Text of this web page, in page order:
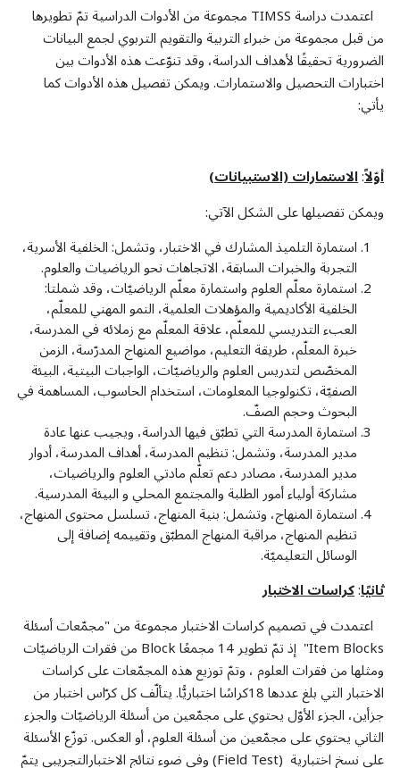
اعتمدت دراسة TIMSS مجموعة من الأدوات الدراسية تمّ تطويرها
من قبل مجموعة من خبراء التربية والتقويم التربوي لجمع البيانات
الضرورية تحقيقًا لأهداف الدراسة، وقد تنوّعت هذه الأدوات بين
اختبارات التحصيل والاستمارات. ويمكن تفصيل هذه الأدوات كما
يأتي:
أوّلاً:الاستمارات (الاستبيانات)
ويمكن تفصيلها على الشكل الآتي:
استمارة التلميذ المشارك في الاختبار، وتشمل: الخلفية الأسرية،
التجربة والخبرات السابقة، الاتجاهات نحو الرياضيات والعلوم.
استمارة معلّم العلوم واستمارة معلّم الرياضيّات، وقد شملتا:
الخلفية الأكاديمية والمؤهلات العلمية، النمو المهني للمعلّم،
العبء التدريسي للمعلّم، علاقة المعلّم مع زملائه في المدرسة،
خبرة المعلّم، طريقة التعليم، مواضيع المنهاج المدرّسة، الزمن
المخصّص لتدريس العلوم والرياضيّات، الواجبات البيتية، البيئة
الصفيّة، تكنولوجيا المعلومات، استخدام الحاسوب، المساهمة في
البحوث وحجم الصفّ.
استمارة المدرسة التي تطبّق فيها الدراسة، ويجيب عنها عادة
مدير المدرسة، وتشمل: تنظيم المدرسة، أهداف المدرسة، أدوار
مدير المدرسة، مصادر دعم تعلّم مادتي العلوم والرياضيات،
مشاركة أولياء أمور الطلبة والمجتمع المحلي و البيئة المدرسية.
استمارة المنهاج، وتشمل: بنية المنهاج، تسلسل محتوى المنهاج،
تنظيم المنهاج، مراقبة المنهاج المطبّق وتقييمه إضافة إلى
الوسائل التعليميّة.
ثانيًا:كراسات الاختبار
اعتمدت في تصميم كراسات الاختبار مجموعة من "مجمّعات أسئلة
Item Blocks" إذ تمّ تطوير 14 مجمعًا Block من فقرات الرياضيّات
ومثلها من فقرات العلوم ، وتمّ توزيع هذه المجمّعات على كراسات
الاختبار التي بلغ عددها 18كراسًا اختباريًّا. يتألّف كل كرّاس اختبار من
جزأين، الجزء الأوّل يحتوي على مجمّعين من أسئلة الرياضيّات والجزء
الثاني يحتوي على مجمّعين من أسئلة العلوم، أو العكس. توزّع الأسئلة
على نسخ اختبارية (Field Test) وفي ضوء نتائج الاختبارالتجريبي يتمّ